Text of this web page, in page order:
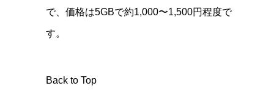
で、価格は5GBで約1,000〜1,500円程度で
す。
Back to Top